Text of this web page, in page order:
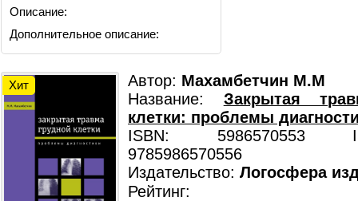
Описание:
Дополнительное описание:
Хит Автор: Махамбетчин М.М
Название: Закрытая
клетки: проблемы
ISBN: 5986570553
9785986570556
Издательство: Логосфера
Рейтинг: